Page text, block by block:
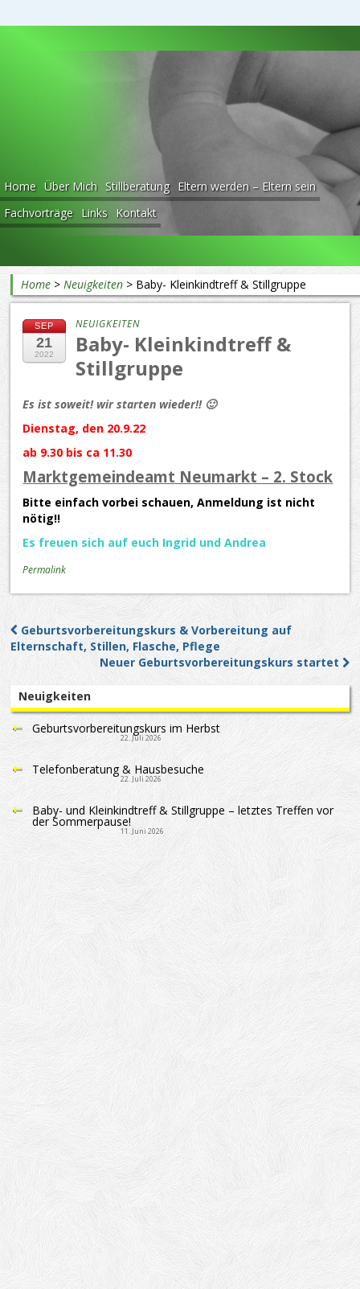
Home Über Mich Stillberatung Eltern werden – Eltern sein
Fachvorträge Links Kontakt
Beratung rund ums Baby
Home >Neuigkeiten > Baby- Kleinkindtreff & Stillgruppe
SEP
21
2022
NEUIGKEITEN
Baby- Kleinkindtreff &
Stillgruppe
Es ist soweit! wir starten wieder!! 🙂
Dienstag, den 20.9.22
ab 9.30 bis ca 11.30
Marktgemeindeamt Neumarkt – 2. Stock
Bitte einfach vorbei schauen, Anmeldung ist nicht
nötig!!
Es freuen sich auf euch Ingrid und Andrea
Permalink
Post navigation
Geburtsvorbereitungskurs & Vorbereitung auf
Elternschaft, Stillen, Flasche, Pflege
Neuer Geburtsvorbereitungskurs startet
Neuigkeiten
Geburtsvorbereitungskurs im Herbst
22. Juli 2026
Telefonberatung & Hausbesuche
22. Juli 2026
Baby- und Kleinkindtreff & Stillgruppe – letztes Treffen vor
der Sommerpause!
11. Juni 2026